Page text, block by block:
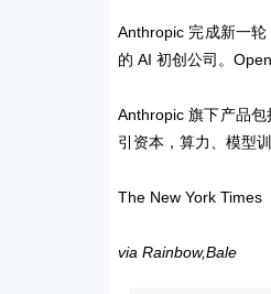
Anthropic 完成新一
的 AI 初创公司。
Anthropic 旗下产品
引资本，算力、模型
The New York Times
via Rainbow,Bale